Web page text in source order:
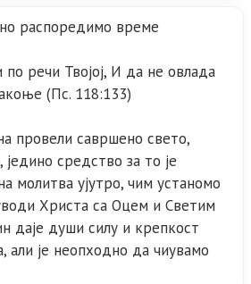
распоредимо време
по речи Твојој, И да не овлада
(Пс. 118:133)
провели савршено свето,
средство за то је
молитва ујутро, чим устаномо
Христа са Оцем и Светим
даје души силу и крепкост
али је неопходно да чиувамо